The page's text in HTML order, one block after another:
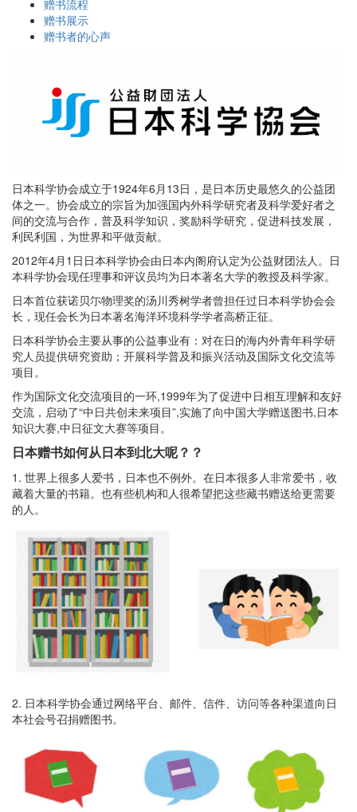
赠书流程
赠书展示
赠书者的心声
日本科学协会成立于1924年6月13日，是日本历史最悠久的公益团
体之一。协会成立的宗旨为加强国内外科学研究者及科学爱好者之
间的交流与合作，普及科学知识，奖励科学研究，促进科技发展，
利民利国，为世界和平做贡献。
2012年4月1日日本科学协会由日本内阁府认定为公益财团法人。日
本科学协会现任理事和评议员均为日本著名大学的教授及科学家。
日本首位获诺贝尓物理奖的汤川秀树学者曾担任过日本科学协会会
长，现任会长为日本著名海洋环境科学学者高桥正征。
日本科学协会主要从事的公益事业有：对在日的海内外青年科学研
究人员提供研究资助；开展科学普及和振兴活动及国际文化交流等
项目。
作为国际文化交流项目的一环,1999年为了促进中日相互理解和友好
交流，启动了“中日共创未来项目”,实施了向中国大学赠送图书,日本
知识大赛,中日征文大赛等项目。
日本赠书如何从日本到北大呢？？
1. 世界上很多人爱书，日本也不例外。在日本很多人非常爱书，收
藏着大量的书籍。也有些机构和人很希望把这些藏书赠送给更需要
的人。
2. 日本科学协会通过网络平台、邮件、信件、访问等各种渠道向日
本社会号召捐赠图书。